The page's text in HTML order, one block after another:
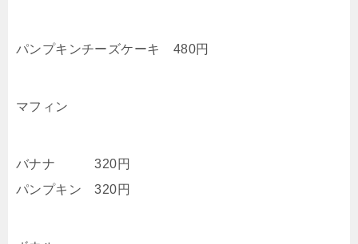
パンプキンチーズケーキ 480円
マフィン
バナナ 320円
パンプキン 320円